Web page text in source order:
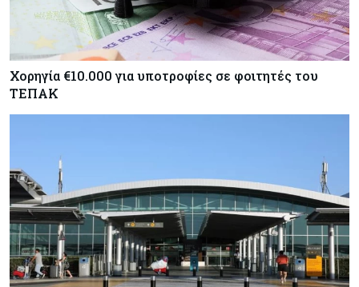
Χορηγία €10.000 για υποτροφίες σε φοιτητές του
ΤΕΠΑΚ